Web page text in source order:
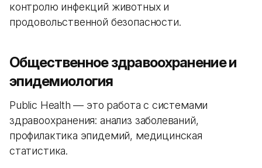
контролю инфекций животных и
продовольственной безопасности.
Общественное здравоохранение и
эпидемиология
Public Health — это работа с системами
здравоохранения: анализ заболеваний,
профилактика эпидемий, медицинская
статистика.